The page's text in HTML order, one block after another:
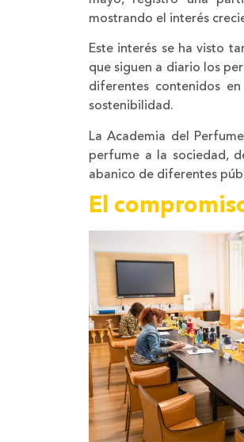
mostrando el interés
Este interés se ha visto
que siguen a diario los
diferentes contenidos
sostenibilidad.
La Academia del
perfume a la sociedad,
abanico de diferentes
El